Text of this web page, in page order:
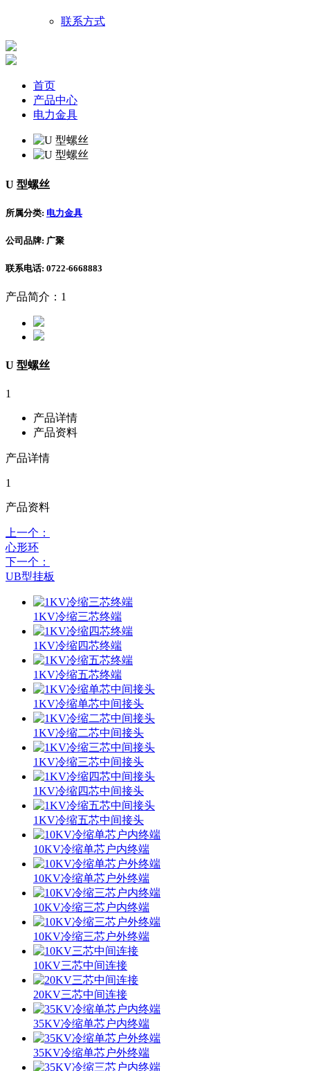
联系方式
首页
产品中心
电力金具
U 型螺丝
所属分类: 电力金具
公司品牌: 广聚
联系电话: 0722-6668883
产品简介：1
U 型螺丝
1
产品详情
产品资料
产品详情
1
产品资料
上一个：
心形环
下一个：
UB型挂板
1KV冷缩三芯终端
1KV冷缩四芯终端
1KV冷缩五芯终端
1KV冷缩单芯中间接头
1KV冷缩二芯中间接头
1KV冷缩三芯中间接头
1KV冷缩四芯中间接头
1KV冷缩五芯中间接头
10KV冷缩单芯户内终端
10KV冷缩单芯户外终端
10KV冷缩三芯户内终端
10KV冷缩三芯户外终端
10KV三芯中间连接
20KV三芯中间连接
35KV冷缩单芯户内终端
35KV冷缩单芯户外终端